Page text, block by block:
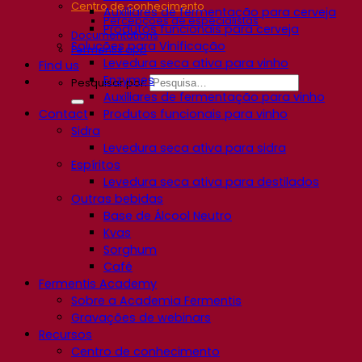
Centro de conhecimento
Percepções de especialistas
Documentations
Fermentis app
Find us
Pesquisar por:
Contact
Auxiliares de fermentação para cerveja
Produtos funcionais para cerveja
Soluções para Vinificação
Levedura seca ativa para vinho
Enzymes
Auxiliares de fermentação para vinho
Produtos funcionais para vinho
Sidra
Levedura seca ativa para sidra
Espíritos
Levedura seca ativa para destilados
Outras bebidas
Base de Álcool Neutro
Kvas
Sorghum
Café
Fermentis Academy
Sobre a Academia Fermentis
Gravações de webinars
Recursos
Centro de conhecimento